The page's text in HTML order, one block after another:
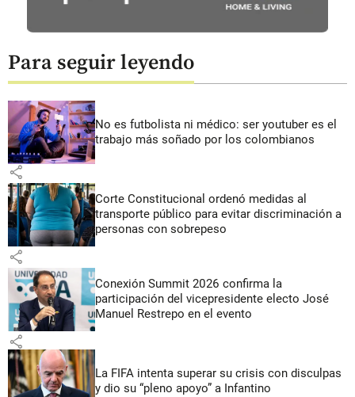
Para seguir leyendo
No es futbolista ni médico: ser youtuber es el
trabajo más soñado por los colombianos
share
Corte Constitucional ordenó medidas al
transporte público para evitar discriminación a
personas con sobrepeso
share
Conexión Summit 2026 confirma la
participación del vicepresidente electo José
Manuel Restrepo en el evento
share
La FIFA intenta superar su crisis con disculpas
y dio su “pleno apoyo” a Infantino